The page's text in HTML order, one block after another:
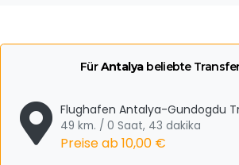
FürAntalyabeliebte
Flughafen Antalya-Gundogdu
49 km. / 0 Saat, 43 dakika
Preise ab10,00 €